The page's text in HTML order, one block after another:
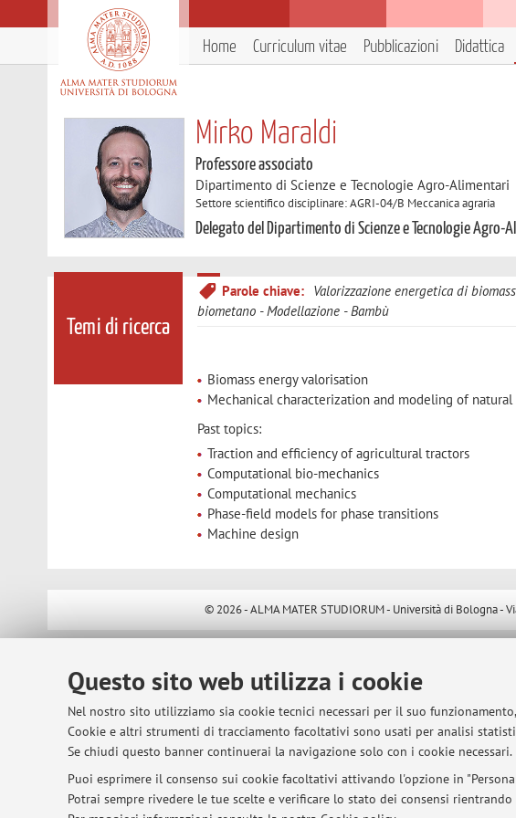
Questo sito web utilizza i cookie
Nel nostro sito utilizziamo sia cookie tecnici necessari per il suo
Cookie e altri strumenti di tracciamento facoltativi sono usati per analisi
Se chiudi questo banner continuerai la navigazione solo con i cookie necessari.
Puoi esprimere il consenso sui cookie facoltativi attivando l'opzione in
Potrai sempre rivedere le tue scelte e verificare lo stato dei consensi
Home Curriculum vitae Pubblicazioni Didattica
Mirko Maraldi
Professore associato
Dipartimento di Scienze e Tecnologie Agro-Alimentari
Settore scientifico disciplinare: AGRI-04/B Meccanica agraria
Delegato del Dipartimento di Scienze e Tecnologie Agro-
Temi di ricerca
Parole chiave: Valorizzazione energetica di
biometano
Modellazione Bambù
Biomass energy valorisation
Mechanical characterization and modeling of
Past topics:
Traction and efficiency of agricultural tractors
Computational bio-mechanics
Computational mechanics
Phase-field models for phase transitions
Machine design
© 2026 - ALMA MATER STUDIORUM - Università di Bologna -